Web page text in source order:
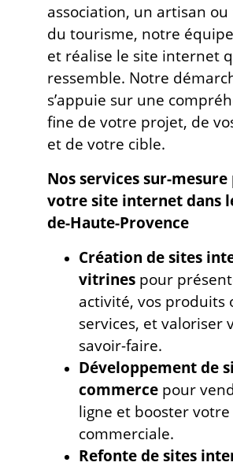
association, un artisan
du tourisme, notre
et réalise le site internet
ressemble. Notre
s’appuie sur une
fine de votre projet, de
et de votre cible.
Nos services sur-
votre site internet dans
de-Haute-Provence
Création de sites
vitrines pour
activité, vos produits
services, et valoriser
savoir-faire.
Développement de
commerce pour
ligne et booster
commerciale.
Refonte de sites